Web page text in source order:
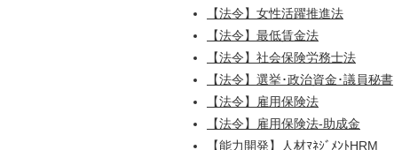
【法令】女性活躍推進法
【法令】最低賃金法
【法令】社会保険労務士法
【法令】選挙･政治資金･議員秘書
【法令】雇用保険法
【法令】雇用保険法-助成金
【能力開発】人材ﾏﾈｼﾞﾒﾝﾄHRM